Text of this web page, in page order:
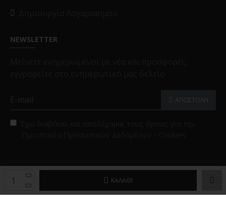
ΚΑΛΆΘΙ
NEWSLETTER
ΑΠΟΣΤΟΛΗ
Copyright © 2025, Black Papigion |Επιλογές Cookies
Powered byBrandex Hellas™